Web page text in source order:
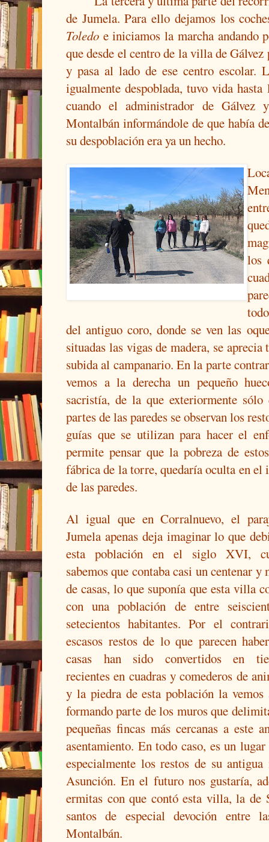
de Jumela. Para ello dejamos los
Toledo e iniciamos la marcha andando
que desde el centro de la villa de
y pasa al lado de ese centro escolar.
igualmente despoblada, tuvo vida
cuando el administrador de Gálvez
Montalbán informándole de que había
su despoblación era ya un hecho.
los
del antiguo coro, donde se ven las
situadas las vigas de madera, se
subida al campanario. En la parte
vemos a la derecha un pequeño
sacristía, de la que exteriormente sólo
partes de las paredes se observan los
guías que se utilizan para hacer el
permite pensar que la pobreza de
fábrica de la torre, quedaría oculta en
de las paredes.
Al igual que en Corralnuevo, el
Jumela apenas deja imaginar lo que
esta población en el siglo XVI,
sabemos que contaba casi un centenar y
de casas, lo que suponía que esta villa
con una población de entre
setecientos habitantes. Por el
escasos restos de lo que parecen
casas han sido convertidos en
recientes en cuadras y comederos de
y la piedra de esta población la vemos
formando parte de los muros que
pequeñas fincas más cercanas a este
asentamiento. En todo caso, es un
especialmente los restos de su
Asunción. En el futuro nos gustaría,
ermitas con que contó esta villa, la de
santos de especial devoción entre
Montalbán.